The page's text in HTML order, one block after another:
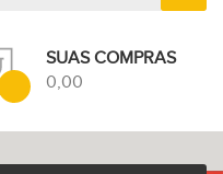
SUAS COMPRAS
0,00